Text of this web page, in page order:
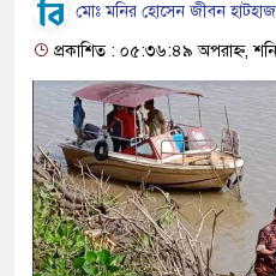
মোঃ মনির হোসেন জীবন
প্রকাশিত : ০৫:৩৬:৪৯ অপরাহ্ন,